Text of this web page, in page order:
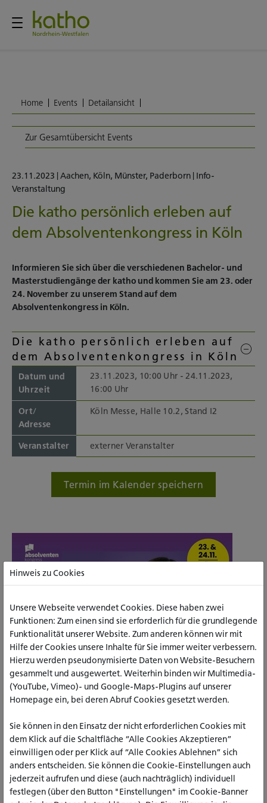
Home Events Detailansicht
Zur Gesamtübersicht Events
23.11.2023 Aachen, Köln, Münster, Paderborn Info-
Veranstaltung
Die katho persönlich erleben auf
dem Absolventenkongress in Köln
Informieren Sie sich über die verschiedenen Bachelor- und
Masterstudiengänge der katho und kommen Sie am 23. oder
24. November zu unserem Stand auf dem
Absolventenkongress in Köln.
Die katho persönlich erleben auf
dem Absolventenkongress in Köln
Datum und
Uhrzeit
23.11.2023, 10:00 Uhr - 24.11.2023,
16:00 Uhr
Ort/
Adresse
Köln Messe, Halle 10.2, Stand I2
Veranstalter externer Veranstalter
Termin im Kalender speichern
Die Katholische Hochschule Nordrhein-Westfalen (katho)
persönlich erleben auf dem Absolventenkongress in Köln
Hinweis zu Cookies
Unsere Webseite verwendet Cookies. Diese haben zwei
Funktionen: Zum einen sind sie erforderlich für die grundlegende
Funktionalität unserer Website. Zum anderen können wir mit
Hilfe der Cookies unsere Inhalte für Sie immer weiter verbessern.
Hierzu werden pseudonymisierte Daten von Website-Besuchern
gesammelt und ausgewertet. Weiterhin binden wir Multimedia-
(YouTube, Vimeo)- und Google-Maps-Plugins auf unserer
Homepage ein, bei deren Abruf Cookies gesetzt werden.
Sie können in den Einsatz der nicht erforderlichen Cookies mit
dem Klick auf die Schaltfläche “Alle Cookies Akzeptieren”
einwilligen oder per Klick auf “Alle Cookies Ablehnen” sich
anders entscheiden. Sie können die Cookie-Einstellungen auch
jederzeit aufrufen und diese (auch nachträglich) individuell
festlegen (über den Button "Einstellungen" im Cookie-Banner